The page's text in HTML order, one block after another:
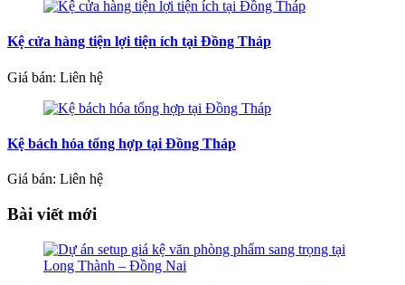
Kệ cửa hàng tiện lợi tiện ích tại Đồng Tháp
Giá bán: Liên hệ
Kệ bách hóa tổng hợp tại Đồng Tháp
Giá bán: Liên hệ
Bài viết mới